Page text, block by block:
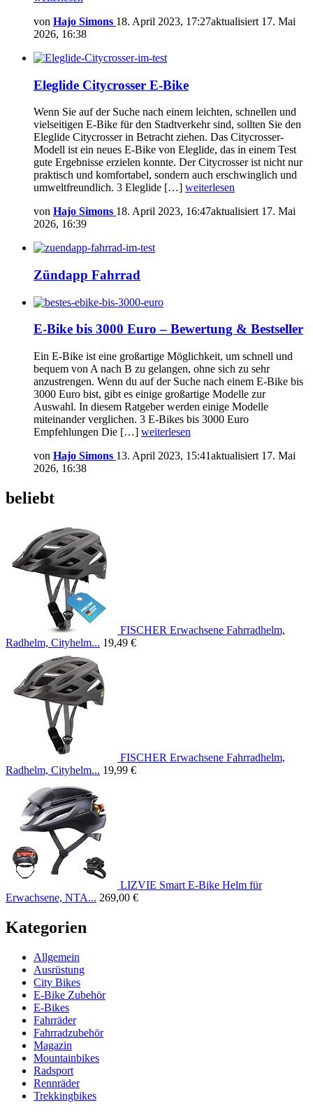
von Hajo Simons 18. April 2023, 17:27aktualisiert 17. Mai
2026, 16:38
Eleglide Citycrosser E-Bike
Wenn Sie auf der Suche nach einem leichten, schnellen und
vielseitigen E-Bike für den Stadtverkehr sind, sollten Sie den
Eleglide Citycrosser in Betracht ziehen. Das Citycrosser-
Modell ist ein neues E-Bike von Eleglide, das in einem Test
gute Ergebnisse erzielen konnte. Der Citycrosser ist nicht nur
praktisch und komfortabel, sondern auch erschwinglich und
umweltfreundlich. 3 Eleglide […] weiterlesen
von Hajo Simons 18. April 2023, 16:47aktualisiert 17. Mai
2026, 16:39
Zündapp Fahrrad
E-Bike bis 3000 Euro – Bewertung & Bestseller
Ein E-Bike ist eine großartige Möglichkeit, um schnell und
bequem von A nach B zu gelangen, ohne sich zu sehr
anzustrengen. Wenn du auf der Suche nach einem E-Bike bis
3000 Euro bist, gibt es einige großartige Modelle zur
Auswahl. In diesem Ratgeber werden einige Modelle
miteinander verglichen. 3 E-Bikes bis 3000 Euro
Empfehlungen Die […] weiterlesen
von Hajo Simons 13. April 2023, 15:41aktualisiert 17. Mai
2026, 16:38
beliebt
FISCHER Erwachsene Fahrradhelm,
Radhelm, Cityhelm... 19,49 €
FISCHER Erwachsene Fahrradhelm,
Radhelm, Cityhelm... 19,99 €
LIZVIE Smart E-Bike Helm für
Erwachsene, NTA... 269,00 €
Kategorien
Allgemein
Ausrüstung
City Bikes
E-Bike Zubehör
E-Bikes
Fahrräder
Fahrradzubehör
Magazin
Mountainbikes
Radsport
Rennräder
Trekkingbikes